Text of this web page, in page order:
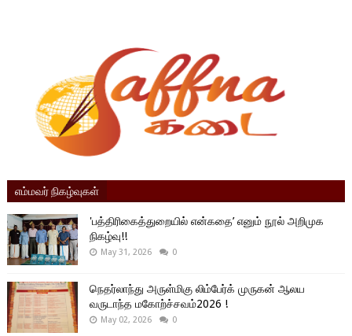
எம்மவர் நிகழ்வுகள்
'பத்திரிகைத்துறையில் என்கதை’ எனும் நூல் அறிமுக
நிகழ்வு!!
May 31, 2026 0
நெதர்லாந்து அருள்மிகு லிம்பேர்க் முருகன் ஆலய
வருடாந்த மகோற்ச்சவம்2026 !
May 02, 2026 0